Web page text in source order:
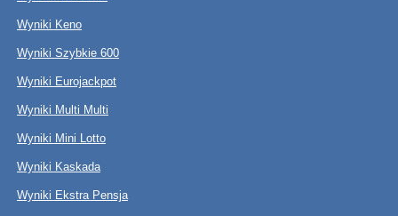
Wyniki Keno
Wyniki Szybkie 600
Wyniki Eurojackpot
Wyniki Multi Multi
Wyniki Mini Lotto
Wyniki Kaskada
Wyniki Ekstra Pensja